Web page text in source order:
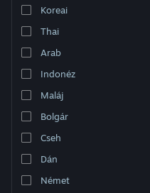
A Steam mobilalkalmazás
Asztali weboldalra váltás
Koreai
Thai
Arab
Indonéz
Maláj
Bolgár
Cseh
Dán
Német